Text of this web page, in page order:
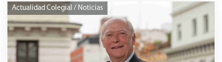
Actualidad Colegial / Noticias